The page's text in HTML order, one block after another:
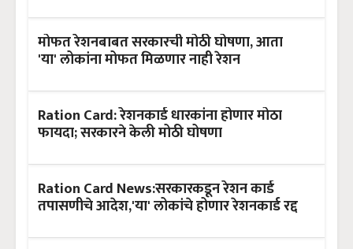
मोफत रेशनबाबत सरकारची मोठी घोषणा, आता
'या' लोकांना मोफत मिळणार नाही रेशन
Ration Card: रेशनकार्ड धारकांना होणार मोठा
फायदा; सरकारने केली मोठी घोषणा
Ration Card News:सरकारकडून रेशन कार्ड
तपासणीचे आदेश,'या' लोकांचे होणार रेशनकार्ड रद्द